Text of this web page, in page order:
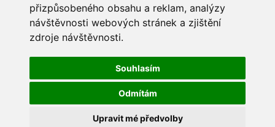
přizpůsobeného obsahu a reklam, analýzy
návštěvnosti webových stránek a zjištění
zdroje návštěvnosti.
Souhlasím
Odmítám
Upravit mé předvolby